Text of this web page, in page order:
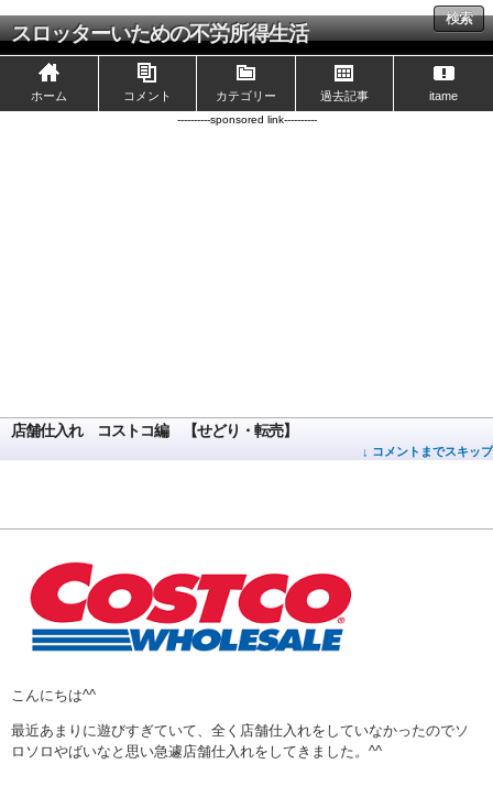
スロッターいための不労所得生活
検索
ホーム コメント カテゴリー 過去記事 itame
----------sponsored link----------
店舗仕入れ コストコ編 【せどり・転売】
↓ コメントまでスキップ
こんにちは^^
最近あまりに遊びすぎていて、全く店舗仕入れをしていなかったのでソ
ロソロやばいなと思い急遽店舗仕入れをしてきました。^^